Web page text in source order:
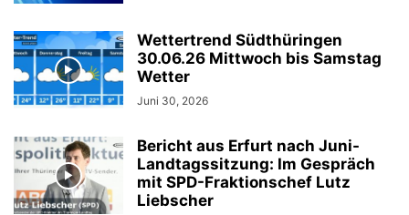
Wettertrend Südthüringen
30.06.26 Mittwoch bis Samstag
Wetter
Juni 30, 2026
Bericht aus Erfurt nach Juni-
Landtagssitzung: Im Gespräch
mit SPD-Fraktionschef Lutz
Liebscher